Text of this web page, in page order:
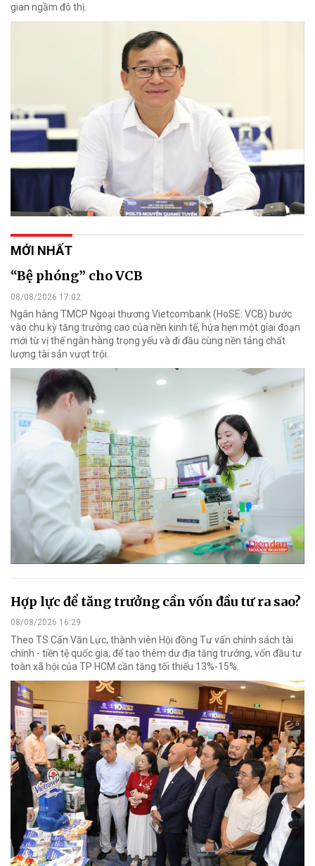
gian ngầm đô thị.
MỚI NHẤT
“Bệ phóng” cho VCB
08/08/2026 17:02
Ngân hàng TMCP Ngoại thương Vietcombank (HoSE: VCB) bước
vào chu kỳ tăng trưởng cao của nền kinh tế, hứa hẹn một giai đoạn
mới từ vị thế ngân hàng trọng yếu và đi đầu cùng nền tảng chất
lượng tài sản vượt trội.
Hợp lực để tăng trưởng cần vốn đầu tư ra sao?
08/08/2026 16:29
Theo TS Cấn Văn Lực, thành viên Hội đồng Tư vấn chính sách tài
chính - tiền tệ quốc gia, để tạo thêm dư địa tăng trưởng, vốn đầu tư
toàn xã hội của TP HCM cần tăng tối thiểu 13%-15%.